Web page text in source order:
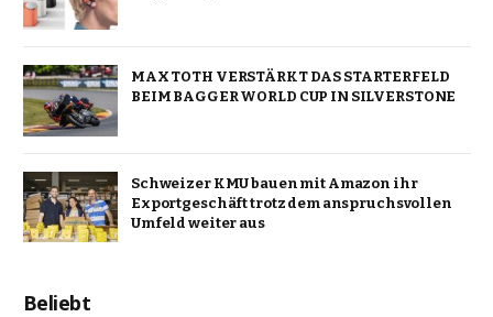
MAX TOTH VERSTÄRKT DAS STARTERFELD
BEIM BAGGER WORLD CUP IN SILVERSTONE
Schweizer KMU bauen mit Amazon ihr
Exportgeschäft trotz dem anspruchsvollen
Umfeld weiter aus
Beliebt